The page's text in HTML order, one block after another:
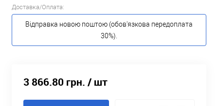
Доставка/Оплата:
Відправка новою поштою (обов'язкова передоплата
30%).
3 866.80 грн. / шт